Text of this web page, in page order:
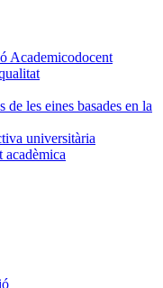
Academicodocent
les eines basades en la
universitària